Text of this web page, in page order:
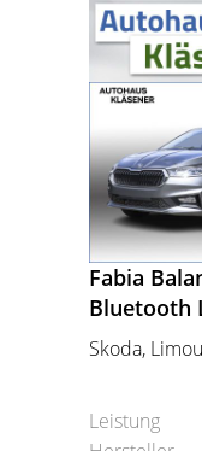
Fabia
Bluetooth
Skoda,
Leistung